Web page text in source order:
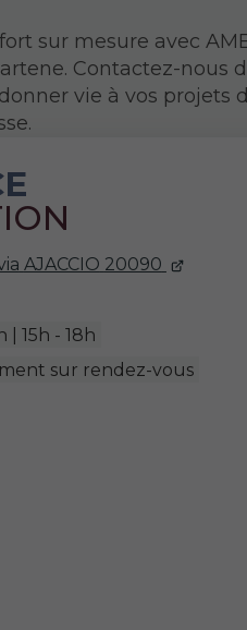
sur mesure avec
Contactez-nous
vie à vos projets
AJACCIO 20090
| 15h - 18h
sur rendez-vous